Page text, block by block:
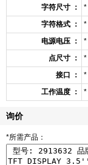
字符尺寸 ：
*
字符格式 ：
*
电源电压 ：
*
点尺寸 ：
*
接口 ：
*
工作温度 ：
*
询价
*所需产品：